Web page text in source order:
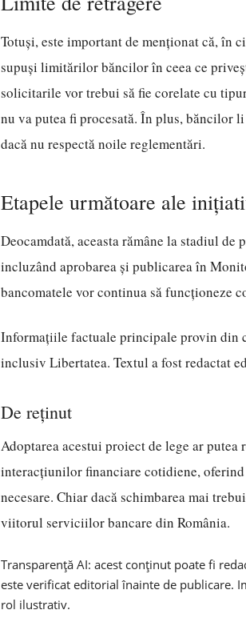
Totuși, este important de menționat că,
supuși limitărilor băncilor în ceea ce
solicitarile vor trebui să fie corelate cu
nu va putea fi procesată. În plus, băncilor
dacă nu respectă noile reglementări.
Etapele următoare ale
Deocamdată, aceasta rămâne la stadiul
incluzând aprobarea și publicarea în
bancomatele vor continua să funcționeze
Informațiile factuale principale provin din
inclusiv Libertatea. Textul a fost redactat
De reținut
Adoptarea acestui proiect de lege ar
interacțiunilor financiare cotidiene,
necesare. Chiar dacă schimbarea mai
viitorul serviciilor bancare din România.
Transparență AI: acest conținut poate fi
este verificat editorial înainte de publicare.
rol ilustrativ.